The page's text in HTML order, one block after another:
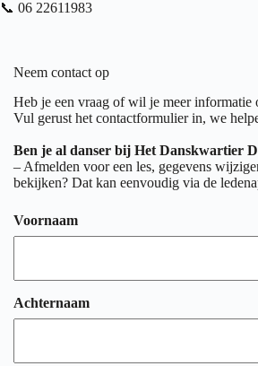
📞 06 22611983
Neem contact op
Heb je een vraag of wil je meer informatie
Vul gerust het contactformulier in, we
Ben je al danser bij Het Danskwartier
– Afmelden voor een les, gegevens
bekijken? Dat kan eenvoudig via de
Voornaam
Achternaam